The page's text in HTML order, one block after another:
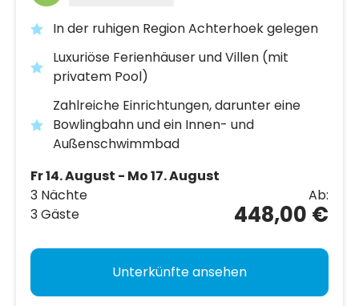
In der ruhigen Region Achterhoek gelegen
Luxuriöse Ferienhäuser und Villen (mit
privatem Pool)
Zahlreiche Einrichtungen, darunter eine
Bowlingbahn und ein Innen- und
Außenschwimmbad
Fr 14. August - Mo 17. August
3 Nächte
3 Gäste
Ab:
448,00 €
Unterkünfte ansehen